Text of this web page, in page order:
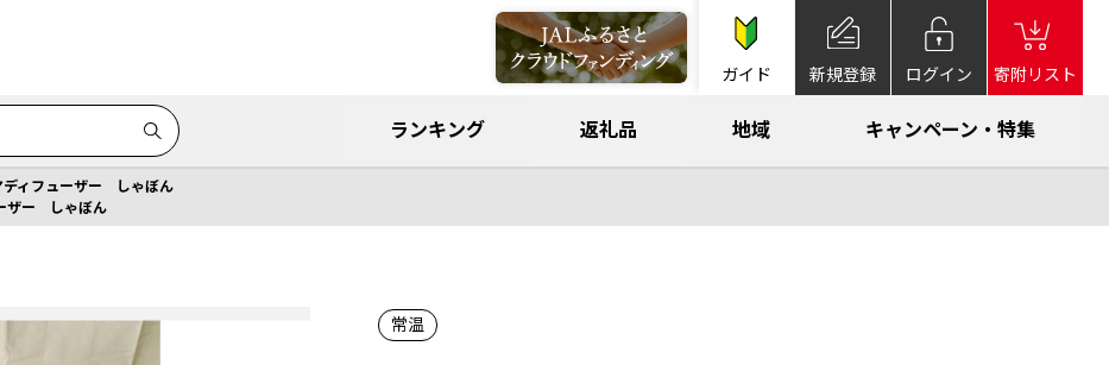
ガイド 新規登録 ログイン 寄附リスト
ランキング 返礼品 地域 キャンペーン・特集
ディフューザー しゃぼん
ザー しゃぼん
常温